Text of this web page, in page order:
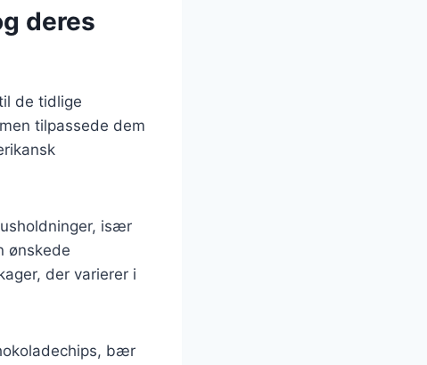
deres
de tidlige
tilpassede dem
især
ønskede
der varierer i
bær